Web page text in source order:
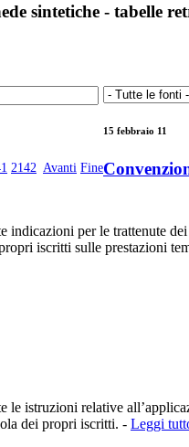
sintetiche - tabelle
2142 Avanti Fine
15 febbraio 11
indicazioni per le trattenute
iscritti sulle prestazioni
istruzioni relative
dei propri iscritti. - Leggi